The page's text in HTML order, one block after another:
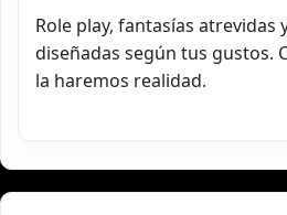
Role play, fantasías atrevidas
diseñadas según tus gustos.
la haremos realidad.